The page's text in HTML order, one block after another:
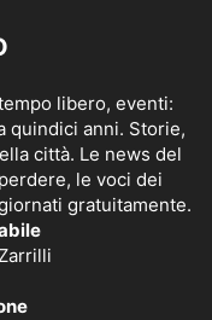
libero, eventi:
quindici anni. Storie,
città. Le news del
le voci dei
gratuitamente.